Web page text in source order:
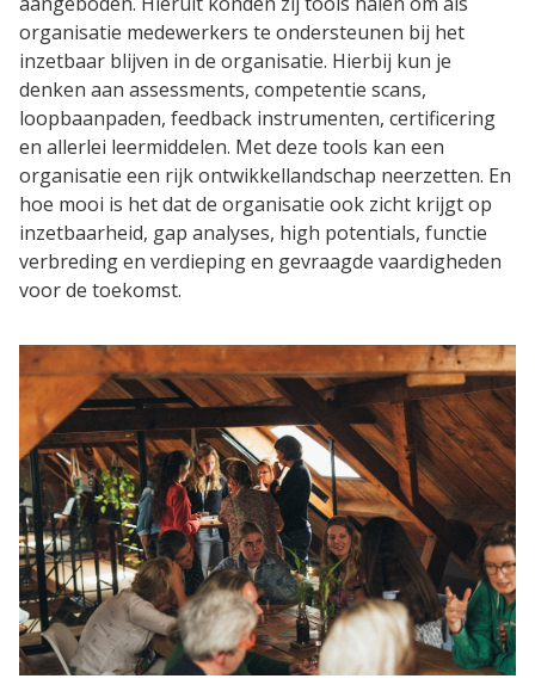
Blog
Thema's
LMS Test
Maak zelf E-Learning Test
Over Defacto
Vacatures
Partners
Blog
Open Source Projecten
Contact
organisatie medewerkers te ondersteunen bij het
inzetbaar blijven in de organisatie. Hierbij kun je
denken aan assessments, competentie scans,
loopbaanpaden, feedback instrumenten, certificering
en allerlei leermiddelen. Met deze tools kan een
organisatie een rijk ontwikkellandschap neerzetten. En
hoe mooi is het dat de organisatie ook zicht krijgt op
inzetbaarheid, gap analyses, high potentials, functie
verbreding en verdieping en gevraagde vaardigheden
voor de toekomst.